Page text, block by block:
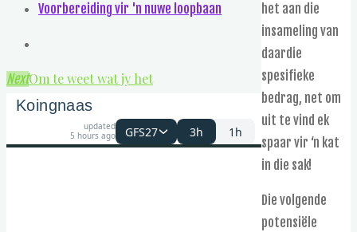
het aan die
insameling van
daardie
spesifieke
bedrag, net om
uit te vind ek
spaar vir ‘n kat
in die sak!
Die volgende
potensiële
Voorbereiding vir 'n nuwe loopbaan
NextOm te weet wat jy het
Koingnaas
updated
5 hours ago
GFS27 3h 1h